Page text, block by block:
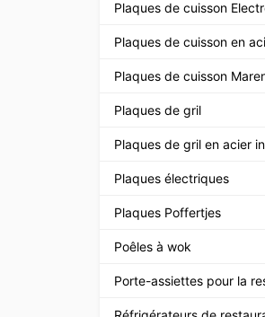
Plaques de cuisson
Plaques de cuisson en
Plaques de cuisson
Plaques de gril
Plaques de gril en acier
Plaques électriques
Plaques Poffertjes
Poêles à wok
Porte-assiettes pour la